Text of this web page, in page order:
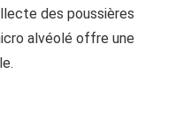
des poussières
alvéolé offre une